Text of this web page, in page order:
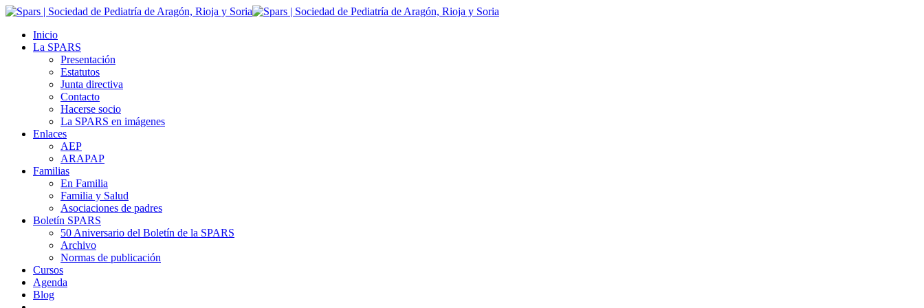
Inicio
La SPARS
Presentación
Estatutos
Junta directiva
Contacto
Hacerse socio
La SPARS en imágenes
Enlaces
AEP
ARAPAP
Familias
En Familia
Familia y Salud
Asociaciones de padres
Boletín SPARS
50 Aniversario del Boletín de la SPARS
Archivo
Normas de publicación
Cursos
Agenda
Blog